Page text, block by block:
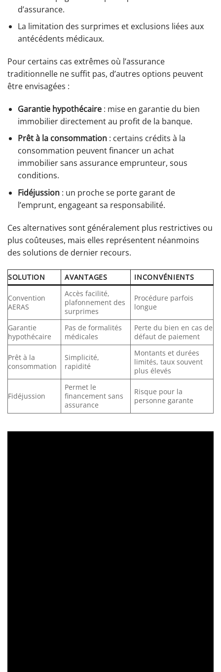
d’assurance.
La limitation des surprimes et exclusions liées aux
antécédents médicaux.
Pour certains cas extrêmes où l’assurance
traditionnelle ne suffit pas, d’autres options peuvent
être envisagées :
Garantie hypothécaire: mise en garantie du bien
immobilier directement au profit de la banque.
Prêt à la consommation: certains crédits à la
consommation peuvent financer un achat
immobilier sans assurance emprunteur, sous
conditions.
Fidéjussion: un proche se porte garant de
l’emprunt, engageant sa responsabilité.
Ces alternatives sont généralement plus restrictives ou
plus coûteuses, mais elles représentent néanmoins
des solutions de dernier recours.
SOLUTION AVANTAGES INCONVÉNIENTS
Convention
AERAS
Accès facilité,
plafonnement des
surprimes
Procédure parfois
longue
Garantie
hypothécaire
Pas de formalités
médicales
Perte du bien en cas de
défaut de paiement
Prêt à la
consommation
Simplicité,
rapidité
Montants et durées
limités, taux souvent
plus élevés
Fidéjussion
Permet le
financement sans
assurance
Risque pour la
personne garante